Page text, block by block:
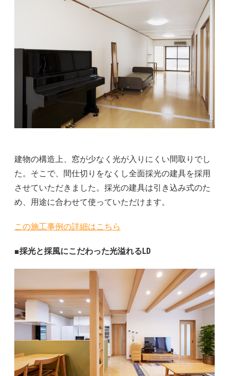
建物の構造上、窓が少なく光が入りにくい間取りでし
た。そこで、間仕切りをなくし全面採光の建具を採用
させていただきました。採光の建具は引き込み式のた
め、用途に合わせて使っていただけます。
この施工事例の詳細はこちら
■採光と採風にこだわった光溢れるLD